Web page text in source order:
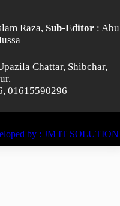
Raza, Sub-Editor : Abu
Chattar, Shibchar,
01615590296
by : JM IT SOLUTION